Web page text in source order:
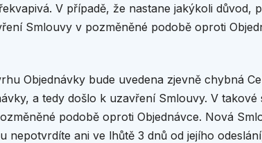
V případě, že nastane jakýkoli důvod,
Smlouvy v pozměněné podobě oproti
Objednávky bude uvedena zjevně chybná
a tedy došlo k uzavření Smlouvy. V
podobě oproti Objednávce. Nová
nepotvrdíte ani ve lhůtě 3 dnů od jejího